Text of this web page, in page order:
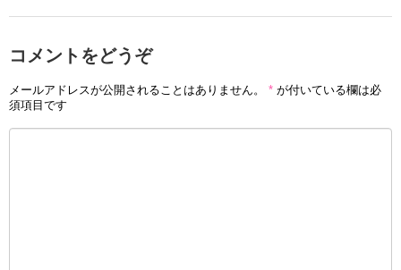
コメントをどうぞ
メールアドレスが公開されることはありません。 * が付いている欄は必
須項目です